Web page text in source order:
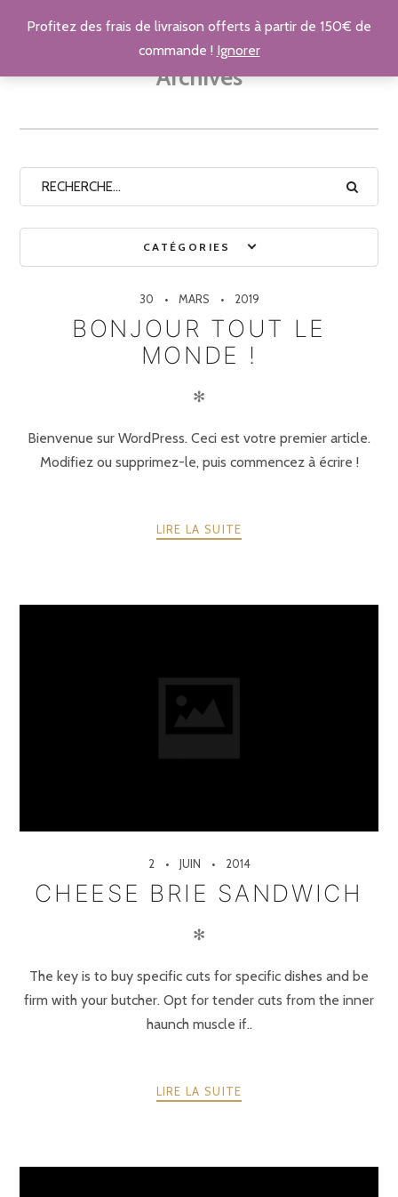
Archives
CATÉGORIES
30 MARS 2019
BONJOUR TOUT LE
MONDE !
✻
Bienvenue sur WordPress. Ceci est votre premier article.
Modifiez ou supprimez-le, puis commencez à écrire !
LIRE LA SUITE
2 JUIN 2014
CHEESE BRIE SANDWICH
✻
The key is to buy specific cuts for specific dishes and be
firm with your butcher. Opt for tender cuts from the inner
haunch muscle if..
LIRE LA SUITE
Profitez des frais de livraison offerts à partir de 150€ de
commande ! Ignorer